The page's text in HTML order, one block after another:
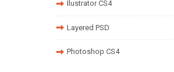
Ilustrator CS4
Layered PSD
Photoshop CS4